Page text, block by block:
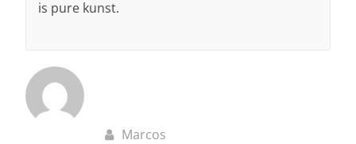
is pure kunst.
Marcos